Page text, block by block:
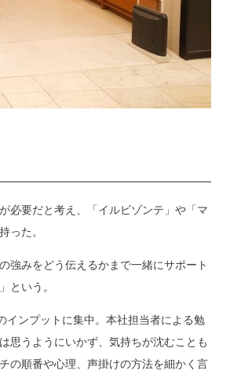
必要だと考え、「イルビゾンテ」や「マ
った。
強みをどう伝えるかまで一緒にサポート
という。
ンプットに集中。本社担当者による勉
思うようにいかず、気持ちが沈むことも
の順番や心理、声掛けの方法を細かく言